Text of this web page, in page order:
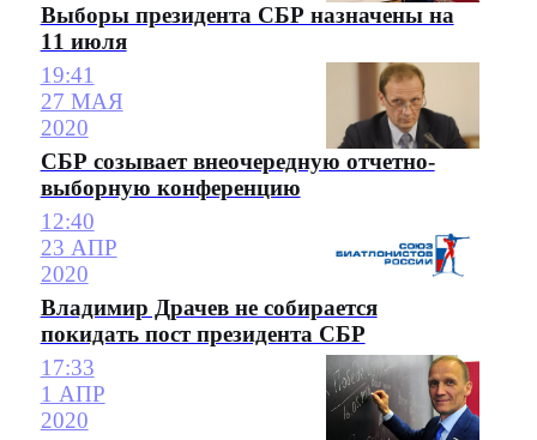
Выборы президента СБР назначены на
11 июля
19:41
27 МАЯ
2020
СБР созывает внеочередную отчетно-
выборную конференцию
12:40
23 АПР
2020
Владимир Драчев не собирается
покидать пост президента СБР
17:33
1 АПР
2020